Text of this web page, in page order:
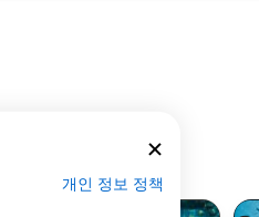
개인 정보 정책